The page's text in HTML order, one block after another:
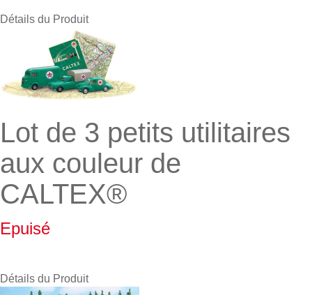
Détails du Produit
Lot de 3 petits utilitaires
aux couleur de
CALTEX®
Epuisé
Détails du Produit